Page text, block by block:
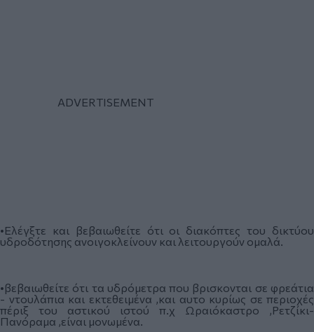
•Ελέγξτε και βεβαιωθείτε ότι οι διακόπτες του δικτύου
υδροδότησης ανοιγοκλείνουν και λειτουργούν ομαλά.
•βεβαιωθείτε ότι τα υδρόμετρα που βρισκονται σε φρεάτια
- ντουλάπια και εκτεθειμένα ,και αυτο κυρίως σε περιοχές
πέριξ του αστικού ιστού π.χ Ωραιόκαστρο ,Ρετζίκι-
Πανόραμα ,είναι μονωμένα.